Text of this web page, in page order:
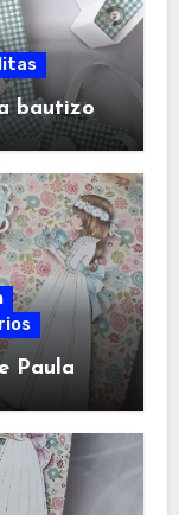
bautizo
Paula